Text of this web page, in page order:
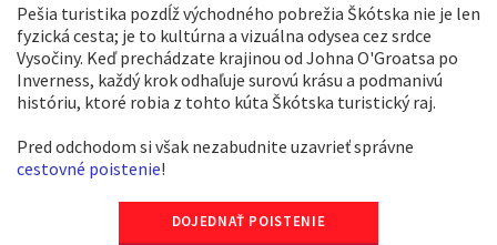
Pešia turistika pozdĺž východného pobrežia Škótska nie je len
fyzická cesta; je to kultúrna a vizuálna odysea cez srdce
Vysočiny. Keď prechádzate krajinou od Johna O'Groatsa po
Inverness, každý krok odhaľuje surovú krásu a podmanivú
históriu, ktoré robia z tohto kúta Škótska turistický raj.
Pred odchodom si však nezabudnite uzavrieť správne
cestovné poistenie!
DOJEDNAŤ POISTENIE